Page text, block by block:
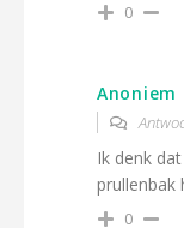
0
Anoniem
Ik denk
prullenbak
0